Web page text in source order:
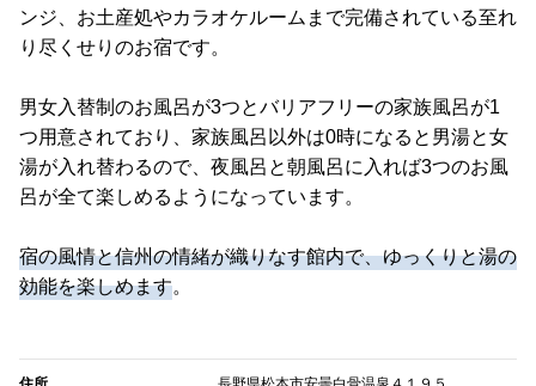
ンジ、お土産処やカラオケルームまで完備されている至れ
り尽くせりのお宿です。
男女入替制のお風呂が3つとバリアフリーの家族風呂が1
つ用意されており、家族風呂以外は0時になると男湯と女
湯が入れ替わるので、夜風呂と朝風呂に入れば3つのお風
呂が全て楽しめるようになっています。
宿の風情と信州の情緒が織りなす館内で、ゆっくりと湯の
効能を楽しめます。